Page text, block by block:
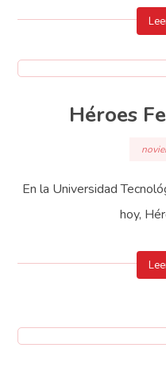
Héroes
En la Universidad
hoy,